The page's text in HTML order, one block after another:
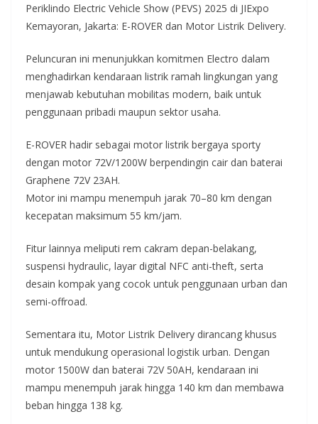
Periklindo Electric Vehicle Show (PEVS) 2025 di JIExpo
Kemayoran, Jakarta: E-ROVER dan Motor Listrik Delivery.
Peluncuran ini menunjukkan komitmen Electro dalam
menghadirkan kendaraan listrik ramah lingkungan yang
menjawab kebutuhan mobilitas modern, baik untuk
penggunaan pribadi maupun sektor usaha.
E-ROVER hadir sebagai motor listrik bergaya sporty
dengan motor 72V/1200W berpendingin cair dan baterai
Graphene 72V 23AH.
Motor ini mampu menempuh jarak 70–80 km dengan
kecepatan maksimum 55 km/jam.
Fitur lainnya meliputi rem cakram depan-belakang,
suspensi hydraulic, layar digital NFC anti-theft, serta
desain kompak yang cocok untuk penggunaan urban dan
semi-offroad.
Sementara itu, Motor Listrik Delivery dirancang khusus
untuk mendukung operasional logistik urban. Dengan
motor 1500W dan baterai 72V 50AH, kendaraan ini
mampu menempuh jarak hingga 140 km dan membawa
beban hingga 138 kg.